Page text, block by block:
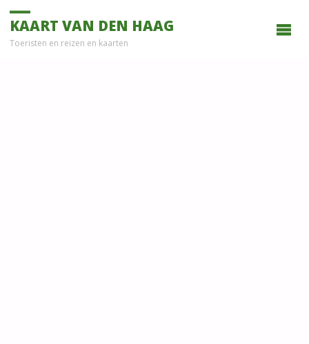
KAART VAN DEN HAAG
Toeristen en reizen en kaarten